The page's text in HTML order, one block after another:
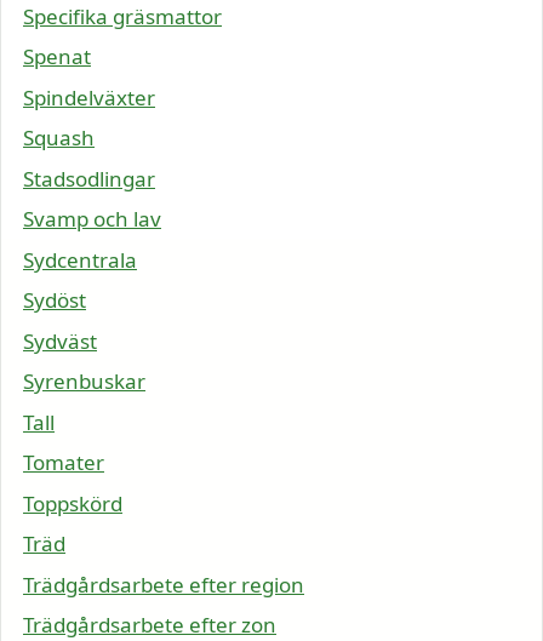
Specifika gräsmattor
Spenat
Spindelväxter
Squash
Stadsodlingar
Svamp och lav
Sydcentrala
Sydöst
Sydväst
Syrenbuskar
Tall
Tomater
Toppskörd
Träd
Trädgårdsarbete efter region
Trädgårdsarbete efter zon